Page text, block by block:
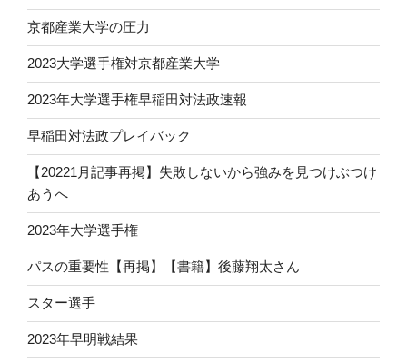
京都産業大学の圧力
2023大学選手権対京都産業大学
2023年大学選手権早稲田対法政速報
早稲田対法政プレイバック
【20221月記事再掲】失敗しないから強みを見つけぶつけ
あうへ
2023年大学選手権
パスの重要性【再掲】【書籍】後藤翔太さん
スター選手
2023年早明戦結果